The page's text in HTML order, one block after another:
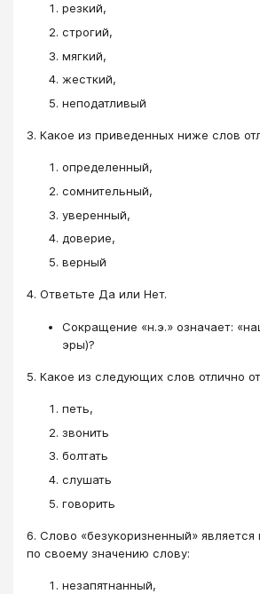
резкий,
строгий,
мягкий,
жесткий,
неподатливый
3. Какое из приведенных ниже слов
определенный,
сомнительный,
уверенный,
доверие,
верный
4. Ответьте Да или Нет.
Сокращение «н.э.» означает:
эры)?
5. Какое из следующих слов отлично
петь,
звонить
болтать
слушать
говорить
6. Слово «безукоризненный»
по своему значению слову:
незапятнанный,